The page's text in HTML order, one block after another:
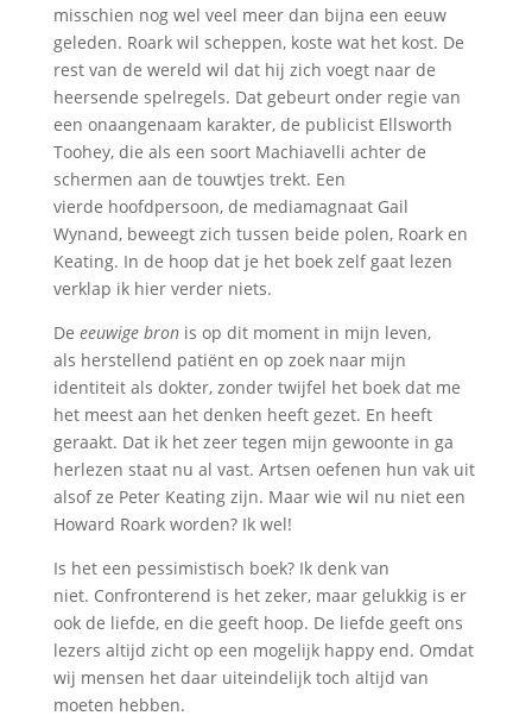
misschien nog wel veel meer dan bijna een eeuw
geleden. Roark wil scheppen, koste wat het kost. De
rest van de wereld wil dat hij zich voegt naar de
heersende spelregels. Dat gebeurt onder regie van
een onaangenaam karakter, de publicist Ellsworth
Toohey, die als een soort Machiavelli achter de
schermen aan de touwtjes trekt. Een
vierde hoofdpersoon, de mediamagnaat Gail
Wynand, beweegt zich tussen beide polen, Roark en
Keating. In de hoop dat je het boek zelf gaat lezen
verklap ik hier verder niets.
De eeuwige bronis op dit moment in mijn leven,
als herstellend patiënt en op zoek naar mijn
identiteit als dokter, zonder twijfel het boek dat me
het meest aan het denken heeft gezet. En heeft
geraakt. Dat ik het zeer tegen mijn gewoonte in ga
herlezen staat nu al vast. Artsen oefenen hun vak uit
alsof ze Peter Keating zijn. Maar wie wil nu niet een
Howard Roark worden? Ik wel!
Is het een pessimistisch boek? Ik denk van
niet. Confronterend is het zeker, maar gelukkig is er
ook de liefde, en die geeft hoop. De liefde geeft ons
lezers altijd zicht op een mogelijk happy end. Omdat
wij mensen het daar uiteindelijk toch altijd van
moeten hebben.